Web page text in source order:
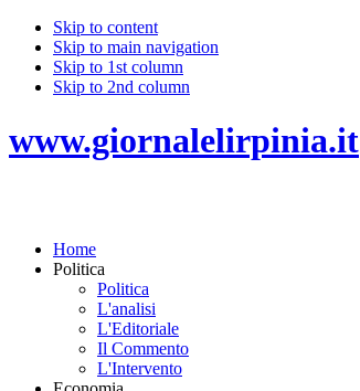
Skip to content
Skip to main navigation
Skip to 1st column
Skip to 2nd column
www.giornalelirpinia.it
Home
Politica
Politica
L'analisi
L'Editoriale
Il Commento
L'Intervento